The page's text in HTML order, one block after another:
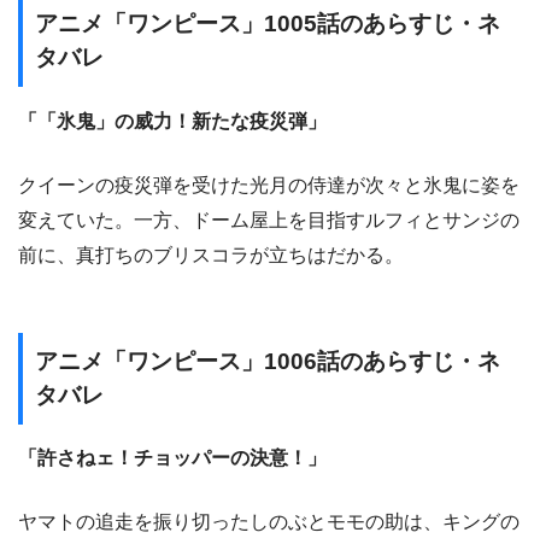
アニメ「ワンピース」1005話のあらすじ・ネ
タバレ
「「氷鬼」の威力！新たな疫災弾」
クイーンの疫災弾を受けた光月の侍達が次々と氷鬼に姿を
変えていた。一方、ドーム屋上を目指すルフィとサンジの
前に、真打ちのブリスコラが立ちはだかる。
アニメ「ワンピース」1006話のあらすじ・ネ
タバレ
「許さねェ！チョッパーの決意！」
ヤマトの追走を振り切ったしのぶとモモの助は、キングの